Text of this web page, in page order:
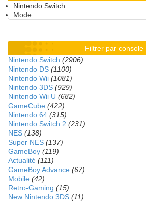
Nintendo Switch
Mode
Filtrer par console
Nintendo Switch (2906)
Nintendo DS (1100)
Nintendo Wii (1081)
Nintendo 3DS (929)
Nintendo Wii U (682)
GameCube (422)
Nintendo 64 (315)
Nintendo Switch 2 (231)
NES (138)
Super NES (137)
GameBoy (119)
Actualité (111)
GameBoy Advance (67)
Mobile (42)
Retro-Gaming (15)
New Nintendo 3DS (11)